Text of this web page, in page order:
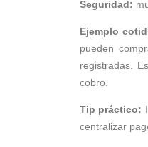
Seguridad:
Ejemplo
pueden
registradas.
cobro.
Tip práctico:
centralizar